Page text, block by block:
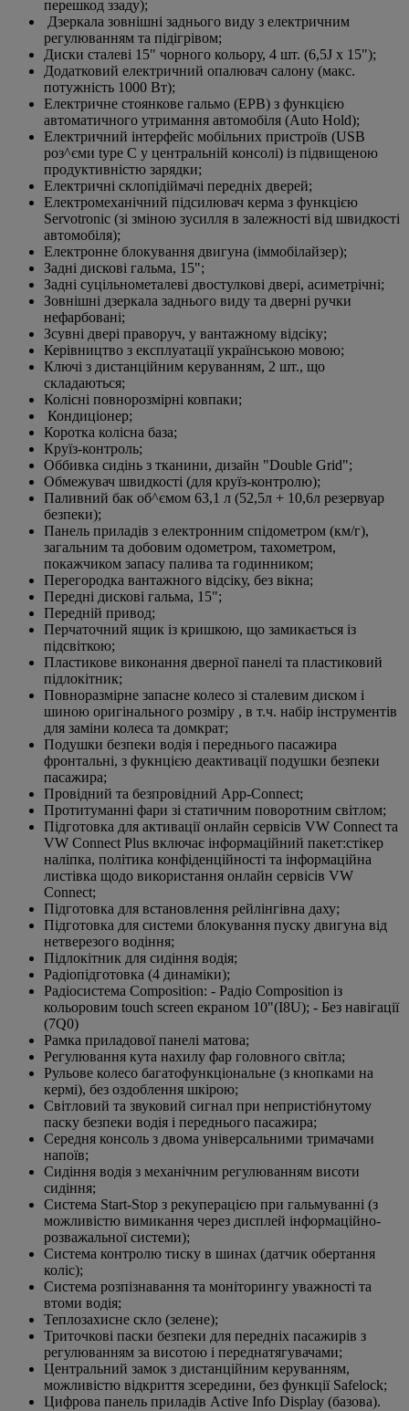
перешкод ззаду);
Дзеркала зовнішні заднього виду з електричним
регулюванням та підігрівом;
Диски сталеві 15" чорного кольору, 4 шт. (6,5J x 15");
Додатковий електричний опалювач салону (макс.
потужність 1000 Вт);
Електричне стоянкове гальмо (EPB) з функцією
автоматичного утримання автомобіля (Auto Hold);
Електричний інтерфейс мобільних пристроїв (USB
роз^єми type C у центральній консолі) із підвищеною
продуктивністю зарядки;
Електричні склопідіймачі передніх дверей;
Електромеханічний підсилювач керма з функцією
Servotronic (зі зміною зусилля в залежності від швидкості
автомобіля);
Електронне блокування двигуна (іммобілайзер);
Задні дискові гальма, 15";
Задні суцільнометалеві двостулкові двері, асиметрічні;
Зовнішні дзеркала заднього виду та дверні ручки
нефарбовані;
Зсувні двері праворуч, у вантажному відсіку;
Керівництво з експлуатації українською мовою;
Ключі з дистанційним керуванням, 2 шт., що
складаються;
Колісні повнорозмірні ковпаки;
Кондиціонер;
Коротка колісна база;
Круїз-контроль;
Оббивка сидінь з тканини, дизайн "Double Grid";
Обмежувач швидкості (для круїз-контролю);
Паливний бак об^ємом 63,1 л (52,5л + 10,6л резервуар
безпеки);
Панель приладів з електронним спідометром (км/г),
загальним та добовим одометром, тахометром,
покажчиком запасу палива та годинником;
Перегородка вантажного відсіку, без вікна;
Передні дискові гальма, 15";
Передній привод;
Перчаточний ящик із кришкою, що замикається із
підсвіткою;
Пластикове виконання дверної панелі та пластиковий
підлокітник;
Повноразмірне запасне колесо зі сталевим диском і
шиною оригінального розміру , в т.ч. набір інструментів
для заміни колеса та домкрат;
Подушки безпеки водія і переднього пасажира
фронтальні, з фукнцією деактивації подушки безпеки
пасажира;
Провідний та безпровідний App-Connect;
Протитуманні фари зі статичним поворотним світлом;
Підготовка для активації онлайн сервісів VW Connect та
VW Connect Plus включає інформаційний пакет:стікер
наліпка, політика конфіденційності та інформаційна
листівка щодо використання онлайн сервісів VW
Connect;
Підготовка для встановлення рейлінгівна даху;
Підготовка для системи блокування пуску двигуна від
нетверезого водіння;
Підлокітник для сидіння водія;
Радіопідготовка (4 динаміки);
Радіосистема Composition: - Радіо Composition із
кольоровим touch screen екраном 10"(I8U); - Без навігації
(7Q0)
Рамка приладової панелі матова;
Регулювання кута нахилу фар головного світла;
Рульове колесо багатофункціональне (з кнопками на
кермі), без оздоблення шкірою;
Світловий та звуковий сигнал при непристібнутому
паску безпеки водія і переднього пасажира;
Середня консоль з двома універсальними тримачами
напоїв;
Сидіння водія з механічним регулюванням висоти
сидіння;
Система Start-Stop з рекуперацією при гальмуванні (з
можливістю вимикання через дисплей інформаційно-
розважальної системи);
Система контролю тиску в шинах (датчик обертання
коліс);
Система розпізнавання та моніторингу уважності та
втоми водія;
Теплозахисне скло (зелене);
Триточкові паски безпеки для передніх пасажирів з
регулюванням за висотою і переднатягувачами;
Центральний замок з дистанційним керуванням,
можливістю відкриття зсередини, без функції Safelock;
Цифрова панель приладів Active Info Display (базова).